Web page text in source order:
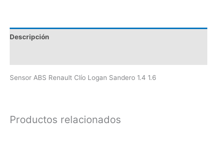
Descripción
Sensor ABS Renault Clío Logan Sandero 1.4 1.6
Productos relacionados